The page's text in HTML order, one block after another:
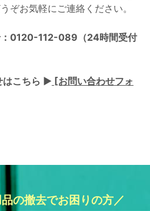
ぞお気軽にご連絡ください。
：0120-112-089（24時間受付
はこちら ▶ [お問い合わせフォ
の撤去でお困りの方／